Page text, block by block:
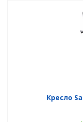
Кресло